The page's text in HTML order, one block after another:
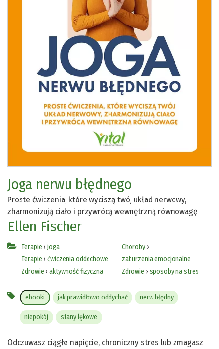
Joga nerwu błędnego
Proste ćwiczenia, które wyciszą twój układ nerwowy,
zharmonizują ciało i przywrócą wewnętrzną równowagę
Ellen Fischer
Terapie › joga
Terapie › ćwiczenia oddechowe
Zdrowie › aktywność fizyczna
Choroby›
zaburzenia emocjonalne
Zdrowie › sposoby na stres
ebooki jak prawidłowo oddychać nerw błędny
niepokój stany lękowe
Odczuwasz ciągłe napięcie, chroniczny stres lub zmagasz